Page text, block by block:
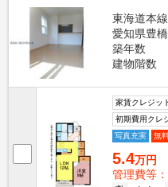
東海道本
愛知県豊
築年数
建物階数
家賃クレジッ
初期費用クレ
写真充実
無
5.4万円
管理費等